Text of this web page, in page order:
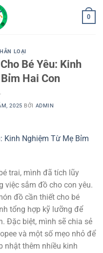
0
LOẠI
Bé Yêu: Kinh
Hai Con
2025 BỞI ADMIN
Kinh Nghiệm Từ Mẹ Bỉm
trai, mình đã tích lũy
việc sắm đồ cho con yêu.
đồ cần thiết cho bé
tổng hợp kỹ lưỡng để
Đặc biệt, mình sẽ chia sẻ
và một số mẹo nhỏ để
nhật thêm nhiều kinh